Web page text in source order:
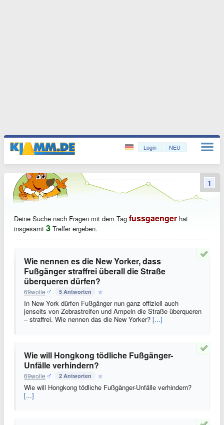
Login NEU
Deine Suche nach Fragen mit dem Tag fussgaenger hat
insgesamt 3 Treffer ergeben.
Wie nennen es die New Yorker, dass
Fußgänger straffrei überall die Straße
überqueren dürfen?
69wolle 5 Antworten
In New York dürfen Fußgänger nun ganz offiziell auch
jenseits von Zebrastreifen und Ampeln die Straße überqueren
– straffrei. Wie nennen das die New Yorker? [...]
Wie will Hongkong tödliche Fußgänger-
Unfälle verhindern?
69wolle 2 Antworten
Wie will Hongkong tödliche Fußgänger-Unfälle verhindern?
[...]
1